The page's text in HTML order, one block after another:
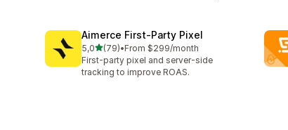
Aimerce First‑Party Pixel
5,05 yıldız üzerinden
(79)
toplam 79 değerlendirme
•From $299/month
First-party pixel and server-side
tracking to improve ROAS.